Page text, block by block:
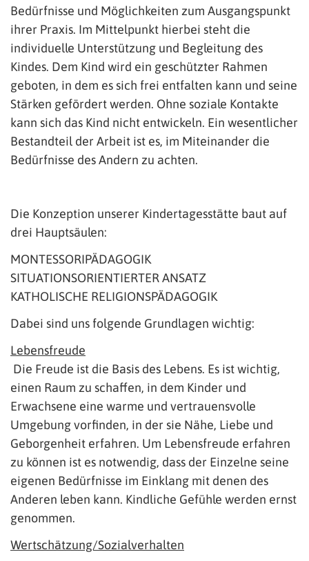
Bedürfnisse und Möglichkeiten zum Ausgangspunkt
ihrer Praxis. Im Mittelpunkt hierbei steht die
individuelle Unterstützung und Begleitung des
Kindes. Dem Kind wird ein geschützter Rahmen
geboten, in dem es sich frei entfalten kann und seine
Stärken gefördert werden. Ohne soziale Kontakte
kann sich das Kind nicht entwickeln. Ein wesentlicher
Bestandteil der Arbeit ist es, im Miteinander die
Bedürfnisse des Andern zu achten.
Die Konzeption unserer Kindertagesstätte baut auf
drei Hauptsäulen:
MONTESSORIPÄDAGOGIK
SITUATIONSORIENTIERTER ANSATZ
KATHOLISCHE RELIGIONSPÄDAGOGIK
Dabei sind uns folgende Grundlagen wichtig:
Lebensfreude
Die Freude ist die Basis des Lebens. Es ist wichtig,
einen Raum zu schaffen, in dem Kinder und
Erwachsene eine warme und vertrauensvolle
Umgebung vorfinden, in der sie Nähe, Liebe und
Geborgenheit erfahren. Um Lebensfreude erfahren
zu können ist es notwendig, dass der Einzelne seine
eigenen Bedürfnisse im Einklang mit denen des
Anderen leben kann. Kindliche Gefühle werden ernst
genommen.
Wertschätzung/Sozialverhalten